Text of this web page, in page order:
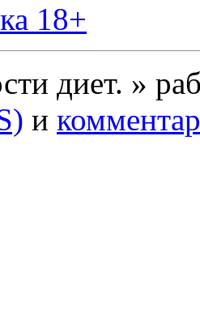
18+
диет. »
и